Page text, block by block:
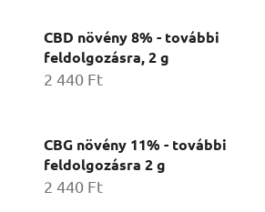
CBD növény 8% - további
feldolgozásra, 2 g
2 440 Ft
CBG növény 11% - további
feldolgozásra 2 g
2 440 Ft